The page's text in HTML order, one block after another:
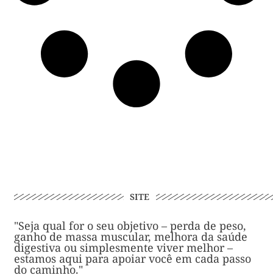
SITE
"Seja qual for o seu objetivo – perda de peso,
ganho de massa muscular, melhora da saúde
digestiva ou simplesmente viver melhor –
estamos aqui para apoiar você em cada passo
do caminho."